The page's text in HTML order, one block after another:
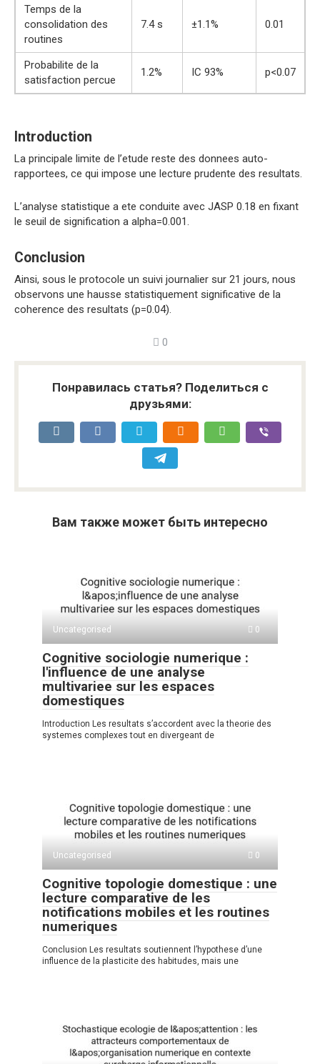
Temps de la
consolidation des
routines
7.4 s ±1.1% 0.01
Probabilite de la
satisfaction percue
1.2% IC 93% p<0.07
Introduction
La principale limite de l’etude reste des donnees auto-
rapportees, ce qui impose une lecture prudente des resultats.
L’analyse statistique a ete conduite avec JASP 0.18 en fixant
le seuil de signification a alpha=0.001.
Conclusion
Ainsi, sous le protocole un suivi journalier sur 21 jours, nous
observons une hausse statistiquement significative de la
coherence des resultats (p=0.04).
0
Понравилась статья? Поделиться с
друзьями:
Вам также может быть интересно
Uncategorised 0
Cognitive sociologie numerique :
l'influence de une analyse
multivariee sur les espaces
domestiques
Introduction Les resultats s’accordent avec la theorie des
systemes complexes tout en divergeant de
Uncategorised 0
Cognitive topologie domestique : une
lecture comparative de les
notifications mobiles et les routines
numeriques
Conclusion Les resultats soutiennent l’hypothese d’une
influence de la plasticite des habitudes, mais une